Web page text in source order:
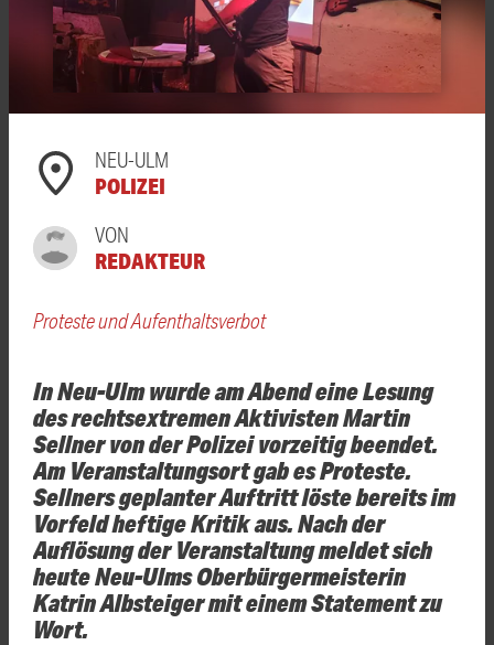
NEU-ULM
POLIZEI
VON
REDAKTEUR
Proteste und Aufenthaltsverbot
In Neu-Ulm wurde am Abend eine Lesung
des rechtsextremen Aktivisten Martin
Sellner von der Polizei vorzeitig beendet.
Am Veranstaltungsort gab es Proteste.
Sellners geplanter Auftritt löste bereits im
Vorfeld heftige Kritik aus. Nach der
Auflösung der Veranstaltung meldet sich
heute Neu-Ulms Oberbürgermeisterin
Katrin Albsteiger mit einem Statement zu
Wort.